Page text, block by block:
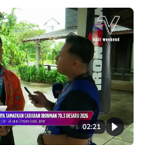
02:21